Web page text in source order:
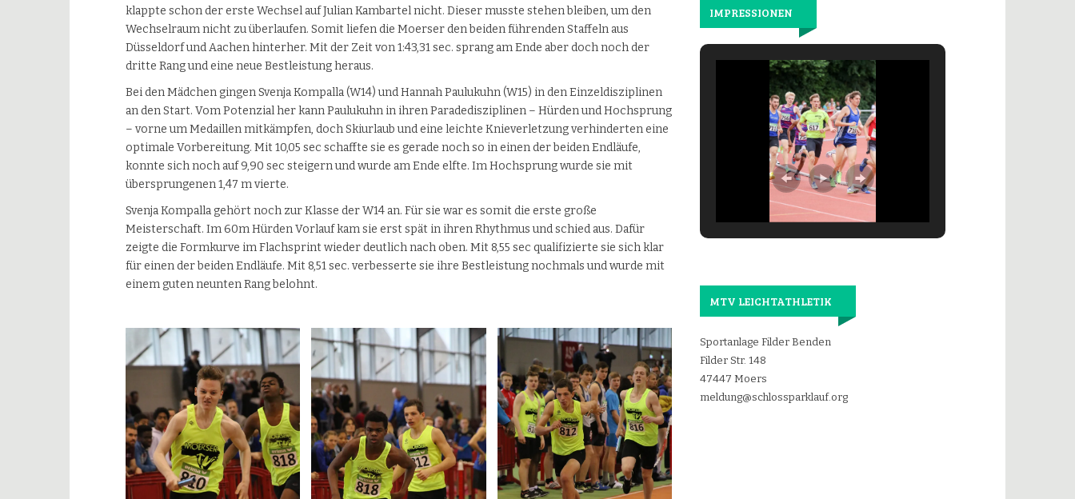
klappte schon der erste Wechsel auf Julian Kambartel nicht. Dieser musste stehen bleiben, um den
Wechselraum nicht zu überlaufen. Somit liefen die Moerser den beiden führenden Staffeln aus
Düsseldorf und Aachen hinterher. Mit der Zeit von 1:43,31 sec. sprang am Ende aber doch noch der
dritte Rang und eine neue Bestleistung heraus.
Bei den Mädchen gingen Svenja Kompalla (W14) und Hannah Paulukuhn (W15) in den Einzeldisziplinen
an den Start. Vom Potenzial her kann Paulukuhn in ihren Paradedisziplinen – Hürden und Hochsprung
– vorne um Medaillen mitkämpfen, doch Skiurlaub und eine leichte Knieverletzung verhinderten eine
optimale Vorbereitung. Mit 10,05 sec schaffte sie es gerade noch so in einen der beiden Endläufe,
konnte sich noch auf 9,90 sec steigern und wurde am Ende elfte. Im Hochsprung wurde sie mit
übersprungenen 1,47 m vierte.
Svenja Kompalla gehört noch zur Klasse der W14 an. Für sie war es somit die erste große
Meisterschaft. Im 60m Hürden Vorlauf kam sie erst spät in ihren Rhythmus und schied aus. Dafür
zeigte die Formkurve im Flachsprint wieder deutlich nach oben. Mit 8,55 sec qualifizierte sie sich klar
für einen der beiden Endläufe. Mit 8,51 sec. verbesserte sie ihre Bestleistung nochmals und wurde mit
einem guten neunten Rang belohnt.
IMPRESSIONEN
MTV LEICHTATHLETIK
Sportanlage Filder Benden
Filder Str. 148
47447 Moers
meldung@schlossparklauf.org